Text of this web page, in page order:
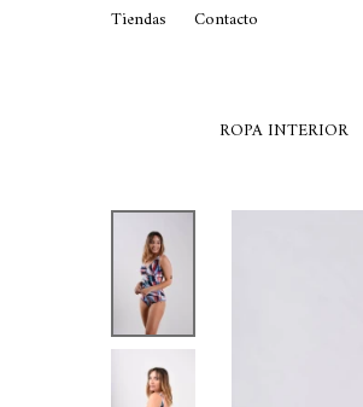
ROPA INTERIOR
Tiendas Contacto